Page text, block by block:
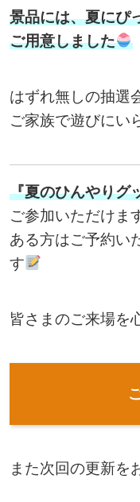
景品には、夏にぴ
ご用意しました
はずれ無しの抽選
ご家族で遊びにい
『夏のひんやりグ
ご参加いただけま
ある方はご予約い
す
皆さまのご来場を
また次回の更新を